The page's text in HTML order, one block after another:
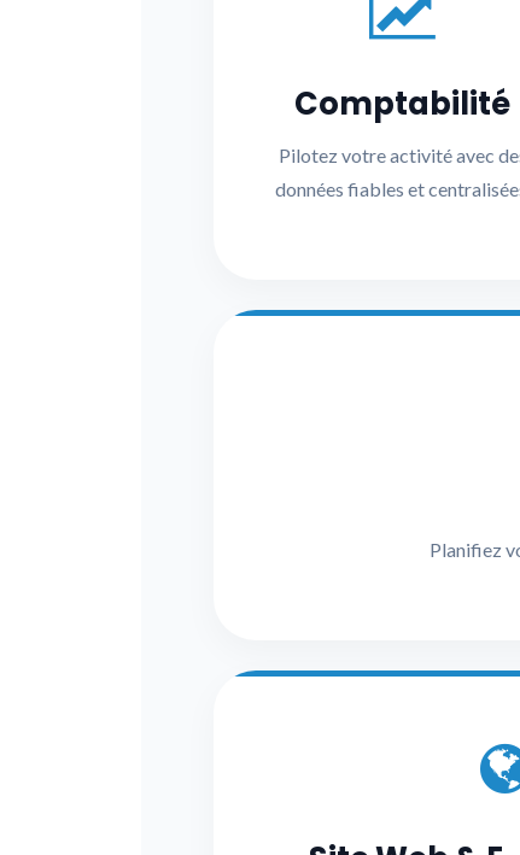
Comptabilité
Pilotez votre activité avec
données fiables et
Planifiez